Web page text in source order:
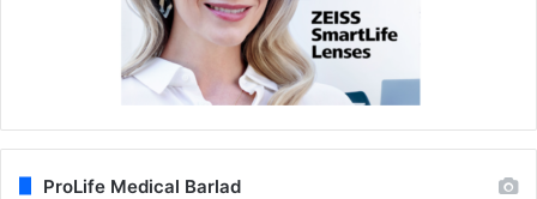
ProLife Medical Barlad